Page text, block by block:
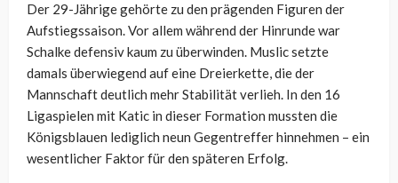
Der 29-Jährige gehörte zu den prägenden Figuren der
Aufstiegssaison. Vor allem während der Hinrunde war
Schalke defensiv kaum zu überwinden. Muslic setzte
damals überwiegend auf eine Dreierkette, die der
Mannschaft deutlich mehr Stabilität verlieh. In den 16
Ligaspielen mit Katic in dieser Formation mussten die
Königsblauen lediglich neun Gegentreffer hinnehmen – ein
wesentlicher Faktor für den späteren Erfolg.